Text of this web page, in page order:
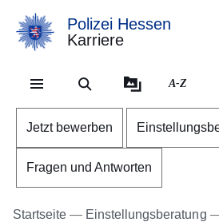
Polizei Hessen
Karriere
A-Z
Jetzt bewerben
Fragen und Antworten
Startseite Einstellungsberatung